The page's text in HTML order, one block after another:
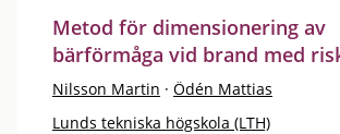
Metod för dimensionering av
bärförmåga vid brand med
Nilsson Martin · Ödén Mattias
Lunds tekniska högskola (LTH)